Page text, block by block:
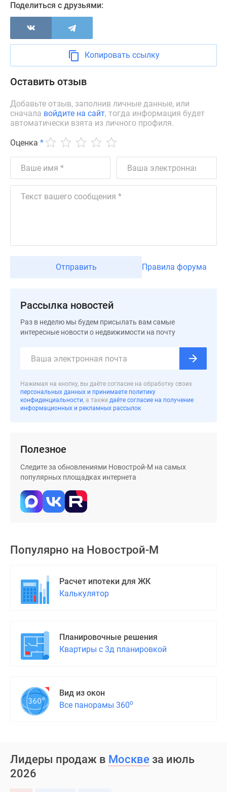
калькулятор
Семейная
ипотека
Военная
Банки
Медиа
Новости
Мнение
эксперта
Аналитика
рынка
Покупателю
Реклама
Машино-
Апартаменты
#траншевая
ипотека
ипотека
скидками
новостроек
Субсидированная
Rutube
Программа
реновации
Новостройки
премиум-
класса
Рассрочка
Траншевая
Поделиться с друзьями:
Копировать ссылку
Оставить отзыв
Добавьте отзыв, заполнив личные данные, или
сначала войдите на сайт, тогда информация будет
автоматически взята из личного профиля.
Оценка *
Отправить Правила форума
Рассылка новостей
Раз в неделю мы будем присылать вам самые
интересные новости о недвижимости на почту
Нажимая на кнопку, вы даёте согласие на обработку своих
персональных данных и принимаете политику
конфиденциальности, а также даёте согласие на получение
информационных и рекламных рассылок
Полезное
Следите за обновлениями Новострой-М на самых
популярных площадках интернета
Популярно на Новострой-М
Расчет ипотеки для ЖК
Калькулятор
Планировочные решения
Квартиры с 3д планировкой
Вид из окон
Все панорамы 360о
Лидеры продаж в Москве за июль
2026